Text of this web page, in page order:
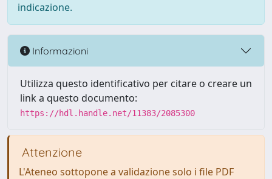
indicazione.
Informazioni
Utilizza questo identificativo per citare o creare un
link a questo documento:
https://hdl.handle.net/11383/2085300
Attenzione
L'Ateneo sottopone a validazione solo i file PDF